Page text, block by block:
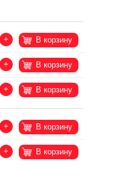
+ В корзину
+ В корзину
+ В корзину
+ В корзину
+ В корзину